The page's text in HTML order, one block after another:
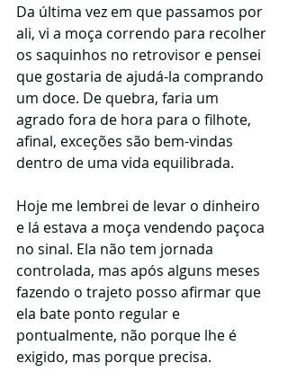
Da última vez em que passamos por
ali, vi a moça correndo para recolher
os saquinhos no retrovisor e pensei
que gostaria de ajudá-la comprando
um doce. De quebra, faria um
agrado fora de hora para o filhote,
afinal, exceções são bem-vindas
dentro de uma vida equilibrada.
Hoje me lembrei de levar o dinheiro
e lá estava a moça vendendo paçoca
no sinal. Ela não tem jornada
controlada, mas após alguns meses
fazendo o trajeto posso afirmar que
ela bate ponto regular e
pontualmente, não porque lhe é
exigido, mas porque precisa.